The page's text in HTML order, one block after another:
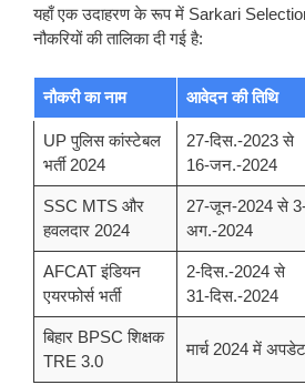
यहाँ एक उदाहरण के रूप में Sarkari
नौकरियों की तालिका दी गई है:
नौकरी का नाम आवेदन की तिथि
UP पुलिस कांस्टेबल
भर्ती 2024
27-दिस.-2023 से
16-जन.-2024
SSC MTS और
हवलदार 2024
27-जून-2024 से
अग.-2024
AFCAT इंडियन
एयरफोर्स भर्ती
2-दिस.-2024 से
31-दिस.-2024
बिहार BPSC शिक्षक
TRE 3.0
मार्च 2024 में अपडेट